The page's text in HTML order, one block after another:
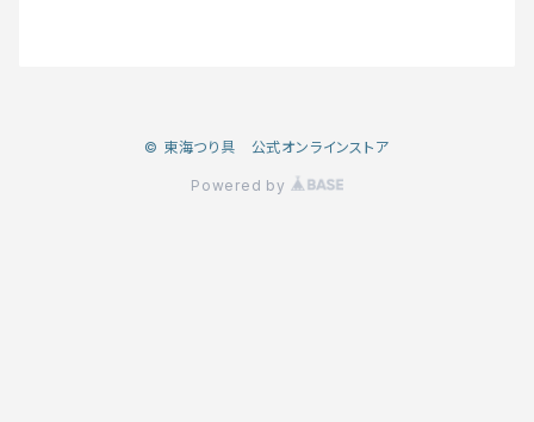
© 東海つり具 公式オンラインストア
Powered by